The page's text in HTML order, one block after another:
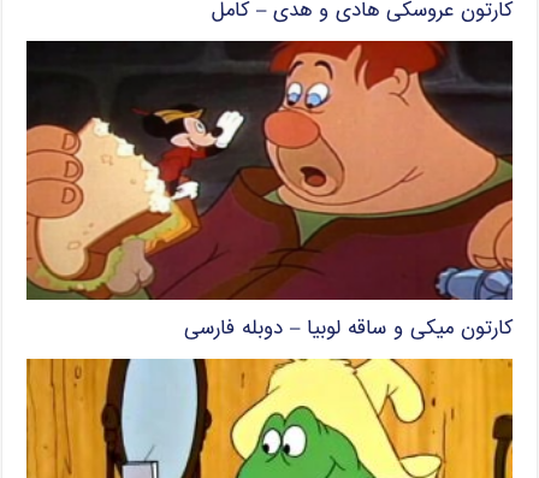
کارتون عروسکی هادی و هدی – کامل
کارتون میکی و ساقه لوبیا – دوبله فارسی